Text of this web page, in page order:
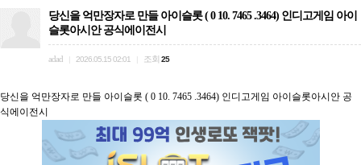
당신을 억만장자로 만들 아이슬롯 ( 0 10. 7465 .3464) 인디고게임 아이
슬롯아시안 공식에이전시
adad 2026.05.15 02:01 조회 25
당신을 억만장자로 만들 아이슬롯 ( 0 10. 7465 .3464) 인디고게임 아이슬롯아시안 공
식에이전시